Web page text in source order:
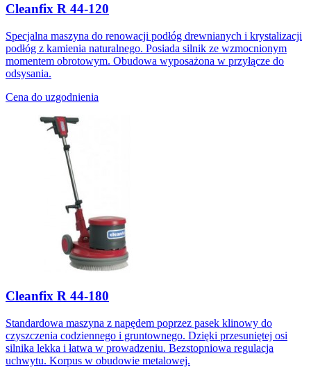
Cleanfix R 44-120
Specjalna maszyna do renowacji podłóg drewnianych i krystalizacji
podłóg z kamienia naturalnego. Posiada silnik ze wzmocnionym
momentem obrotowym. Obudowa wyposażona w przyłącze do
odsysania.
Cena do uzgodnienia
Cleanfix R 44-180
Standardowa maszyna z napędem poprzez pasek klinowy do
czyszczenia codziennego i gruntownego. Dzięki przesuniętej osi
silnika lekka i łatwa w prowadzeniu. Bezstopniowa regulacja
uchwytu. Korpus w obudowie metalowej.